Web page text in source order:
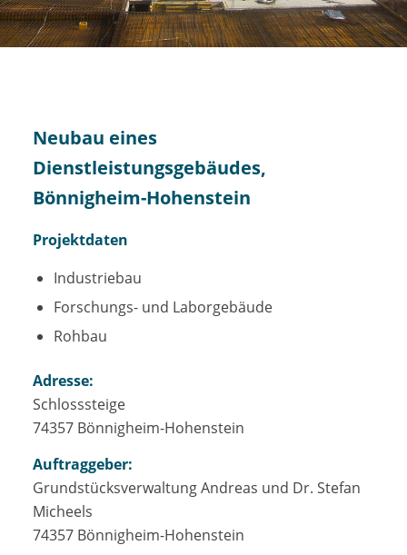
Neubau eines
Dienstleistungsgebäudes,
Bönnigheim-Hohenstein
Projektdaten
Industriebau
Forschungs- und Laborgebäude
Rohbau
Adresse:
Schlosssteige
74357 Bönnigheim-Hohenstein
Auftraggeber:
Grundstücksverwaltung Andreas und Dr. Stefan
Micheels
74357 Bönnigheim-Hohenstein